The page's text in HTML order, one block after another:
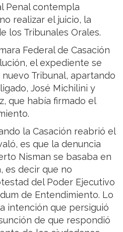
Penal contempla
realizar el juicio, la
los Tribunales Orales.
Federal de Casación
el expediente se
Tribunal, apartando
José Michilini y
que había firmado el
la Casación reabrió el
es que la denuncia
Nisman se basaba en
es decir que no
del Poder Ejecutivo
de Entendimiento. Lo
intención que persiguió
de que respondió